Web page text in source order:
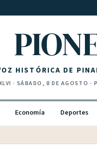
HISTÓRICA DE
· SÁBADO, 8 DE AGOSTO ·
Economía Deportes